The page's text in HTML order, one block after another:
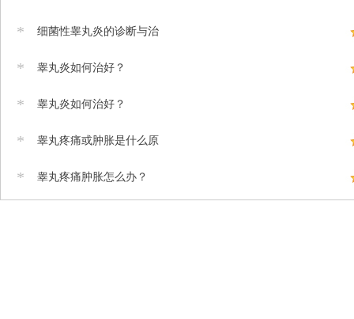
* 细菌性睾丸炎的诊断与治
* 睾丸炎如何治好？
* 睾丸炎如何治好？
* 睾丸疼痛或肿胀是什么原
* 睾丸疼痛肿胀怎么办？